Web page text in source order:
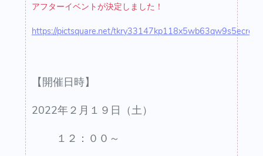
アフターイベントが決定しました！
https://pictsquare.net/
【開催日時】
2022年２月１９日（土）
１２：００～